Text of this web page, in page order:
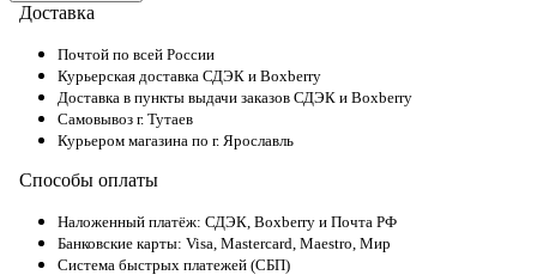
Доставка
Почтой по всей России
Курьерская доставка СДЭК и Boxberry
Доставка в пункты выдачи заказов СДЭК и Boxberry
Самовывоз г. Тутаев
Курьером магазина по г. Ярославль
Способы оплаты
Наложенный платёж: СДЭК, Boxberry и Почта РФ
Банковские карты: Visa, Mastercard, Maestro, Мир
Система быстрых платежей (СБП)